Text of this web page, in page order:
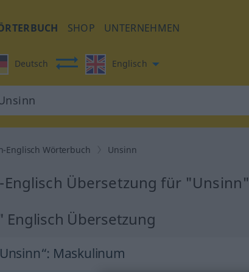
SHOP UNTERNEHMEN
Deutsch Englisch
Englisch Wörterbuch Unsinn
Englisch Übersetzung für "Unsinn"
Englisch Übersetzung
: Maskulinum